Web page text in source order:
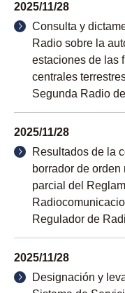
2025/11/28
Consulta y
Radio sobre la
estaciones de las
centrales
Segunda Radio
2025/11/28
Resultados de la
borrador de
parcial del
Regulador de
2025/11/28
Designación y